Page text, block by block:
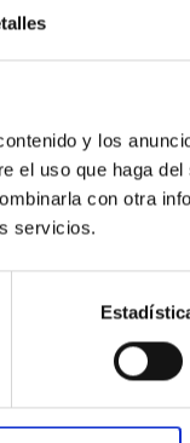
y los
el uso que haga
con otra
servicios.
mi Ser.
el mensaje
nosotros
que Él nos